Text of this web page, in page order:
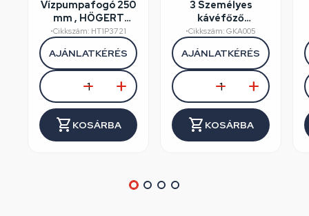
Vízpumpafogó 250
mm , HÖGERT
HT1P372
•Cikkszám: HT1P3721
AJÁNLATKÉRÉS
KOSÁRBA
3 Személyes
kávéfőző
alumínium dobozos
•Cikkszám: GKA005
AJÁNLATKÉRÉS
KOSÁRBA